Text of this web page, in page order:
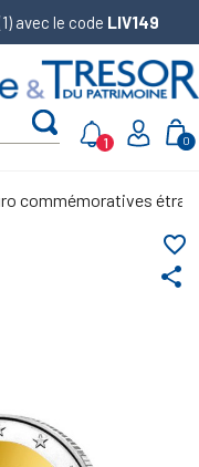
avec le code LIV149
0
1
commémoratives
share
favorite_border